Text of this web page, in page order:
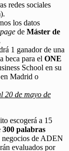
redes sociales
los datos
de Máster de
1 ganador de una
beca para el ONE
School en su
Madrid o
20 de mayo de
escogerá a 15
300 palabras
negocios de ADEN
evaluados por